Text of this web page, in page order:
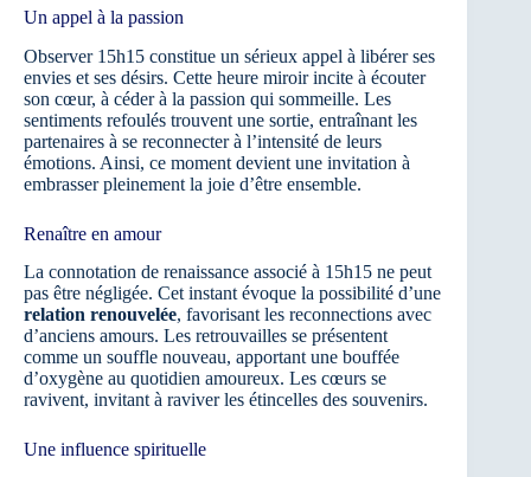
Un appel à la passion
Observer 15h15 constitue un sérieux appel à libérer ses
envies et ses désirs. Cette heure miroir incite à écouter
son cœur, à céder à la passion qui sommeille. Les
sentiments refoulés trouvent une sortie, entraînant les
partenaires à se reconnecter à l’intensité de leurs
émotions. Ainsi, ce moment devient une invitation à
embrasser pleinement la joie d’être ensemble.
Renaître en amour
La connotation de renaissance associé à 15h15 ne peut
pas être négligée. Cet instant évoque la possibilité d’une
relation renouvelée, favorisant les reconnections avec
d’anciens amours. Les retrouvailles se présentent
comme un souffle nouveau, apportant une bouffée
d’oxygène au quotidien amoureux. Les cœurs se
ravivent, invitant à raviver les étincelles des souvenirs.
Une influence spirituelle